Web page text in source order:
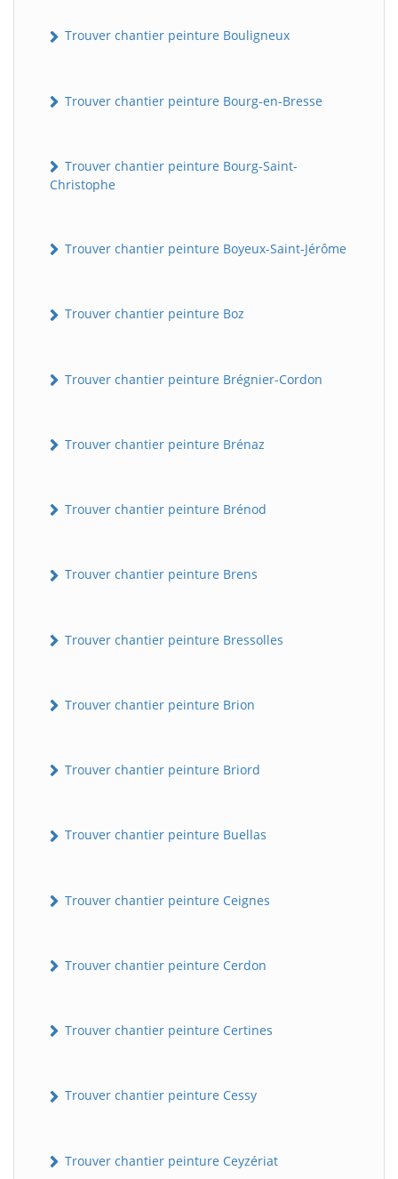
Trouver chantier peinture Bouligneux
Trouver chantier peinture Bourg-en-Bresse
Trouver chantier peinture Bourg-Saint-
Christophe
Trouver chantier peinture Boyeux-Saint-Jérôme
Trouver chantier peinture Boz
Trouver chantier peinture Brégnier-Cordon
Trouver chantier peinture Brénaz
Trouver chantier peinture Brénod
Trouver chantier peinture Brens
Trouver chantier peinture Bressolles
Trouver chantier peinture Brion
Trouver chantier peinture Briord
Trouver chantier peinture Buellas
Trouver chantier peinture Ceignes
Trouver chantier peinture Cerdon
Trouver chantier peinture Certines
Trouver chantier peinture Cessy
Trouver chantier peinture Ceyzériat